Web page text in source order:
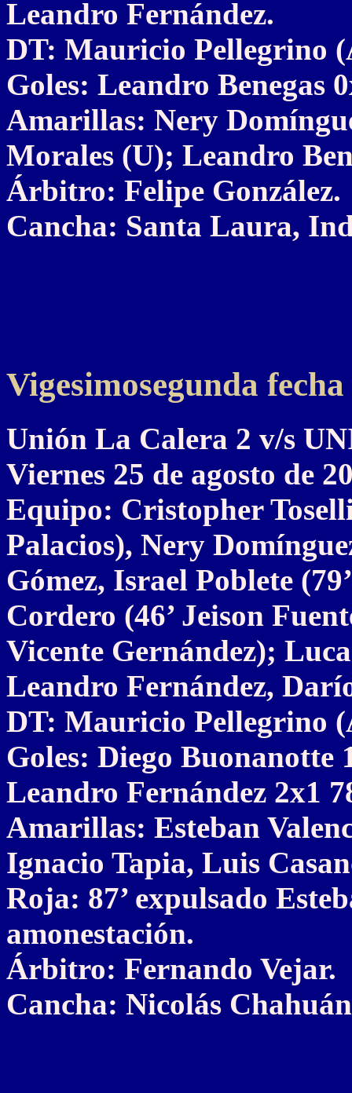
Leandro Fernández.
DT: Mauricio Pellegrino
Goles: Leandro Benegas
Amarillas: Nery
Morales (U); Leandro
Árbitro: Felipe González.
Cancha: Santa Laura,
Vigesimosegunda fecha
Unión La Calera 2 v/s
Viernes 25 de agosto de
Equipo: Cristopher
Palacios), Nery
Gómez, Israel Poblete
Cordero (46’ Jeison
Vicente Gernández);
Leandro Fernández,
DT: Mauricio Pellegrino
Goles: Diego Buonanotte
Leandro Fernández 2x1
Amarillas: Esteban
Ignacio Tapia, Luis
Roja: 87’ expulsado
amonestación.
Árbitro: Fernando Vejar.
Cancha: Nicolás